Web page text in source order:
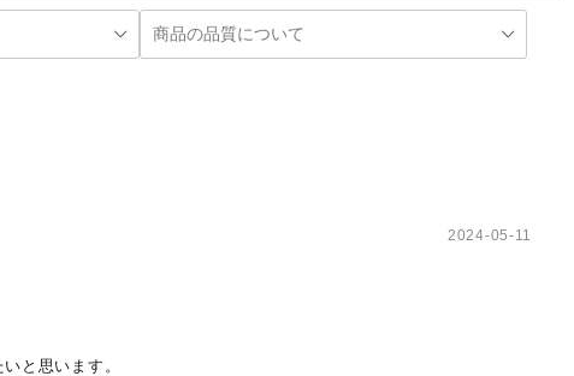
2024-05-11
いと思います。